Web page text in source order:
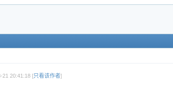
21 20:41:18 [只看该作者]